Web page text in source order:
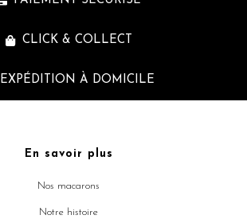
CLICK & COLLECT
EXPÉDITION À DOMICILE
En savoir plus
Nos macarons
Notre histoire